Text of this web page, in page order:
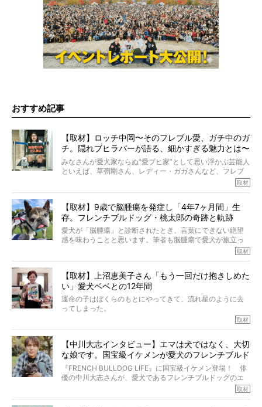
おすすめ記事
【取材】ロッチ中岡〜そのフレブル愛、ガチ中のガ
チ。隠れブヒラバーが語る、細かすぎる魅力とは〜
【前編】
みなさんが愛犬家ならぬ“愛ブヒ家”として思い浮かぶ芸能人
といえば、草彅剛さん、レディー・ガガさんなど、フレブ
ルを飼っている方が多いと思います。が、ロッチ中岡さん
も、じつは大のフレブルラバーだというのをご存知です
んのインスタグラムを覗くと、たくさんのフレブルアカウ
ントがフォローされていて、わが『FRENCH BULLDOG
LIFE』モデルのnicoやトーラスも、その中の一頭。
そんな中岡さんに、フレブルの魅力を語っていただきまし
た。そのブヒ愛っぷりは、思ってた以上！ ガチ中のガチ
取材
【取材】9歳で脳腫瘍を発症し「4年7ヶ月間」生
存。フレンチブルドッグ・桃太郎の奇跡と軌跡
愛犬が「脳腫瘍」と診断されたとき、言葉にできない絶望
感を味わうことと思います。筆者も脳腫瘍で愛犬が旅立っ
たひとり。だからこそ、どれほど厄介で困難な病気かを理
解をしているつもりです。「発症から1年生存すれば素晴ら
ところが、フレンチブルドッグの桃太郎は9歳で脳腫瘍を発
症し、なんと4年7ヶ月間も生き抜いたのです。旅立ったと
きの年齢は13歳と11ヶ月、レジェンド級のレジェンドでし
た。さらには、治療後3年間は一度も発作が起きなかったと
いいます。
この事実はフレンチブルドッグだけでなく、脳腫瘍と闘う
多くの犬たちに勇気と希望を与えるに違いありません。桃
太郎のオーナーである佐藤さんご夫婦に、治療の選択やケ
アについて詳しくお話しをうかがいました。
取材
【取材】上沼恵美子さん「もう一回だけ抱きしめた
い」愛犬ベベとの12年間
運命の子はぼくらのもとにやってきて、流れ星のように去
ってしまった。
けれども、ぼくらはそのことについて考えたいし、泣き出
り添いたいと思う。
その悲しみをいますぐ解消することはできないが、話をき
いて、泣いたり笑ったりするのもいいだろう。
こんな子だった、こんなにいい子だった、ほんとうに愛し
ていたと。
ぼくらは上沼恵美子さんのご自宅へ伺って、お話をきこう
と思った。
取材
【中川大志インタビュー】エマは犬ではなく、大切
な娘です。国宝級イケメンが愛犬のフレンチブルド
ッグと一緒に登場
『FRENCH BULLDOG LIFE』に国宝級イケメン登場！ 俳
優の中川大志さんが、愛犬であるフレンチブルドッグのエ
マちゃん（2歳の女の子）にメロメロとの情報を聞きつけ、
中川さんを直撃。そのフレブル愛をたっぷり語っていただ
取材